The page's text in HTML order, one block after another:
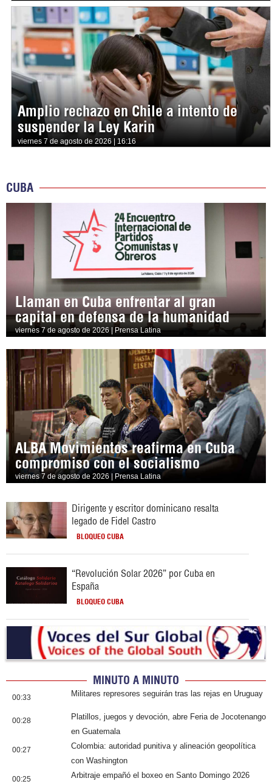
Amplio rechazo en Chile a intento de
suspender la Ley Karin
viernes 7 de agosto de 2026 | 16:16
CUBA
Llaman en Cuba enfrentar al gran
capital en defensa de la humanidad
viernes 7 de agosto de 2026 | Prensa Latina
ALBA Movimientos reafirma en Cuba
compromiso con el socialismo
viernes 7 de agosto de 2026 | Prensa Latina
Dirigente y escritor dominicano resalta
legado de Fidel Castro
BLOQUEO CUBA
“Revolución Solar 2026” por Cuba en
España
BLOQUEO CUBA
MINUTO A MINUTO
00:33 Militares represores seguirán tras las rejas en Uruguay
00:28
Platillos, juegos y devoción, abre Feria de Jocotenango
en Guatemala
00:27
Colombia: autoridad punitiva y alineación geopolítica
con Washington
00:25 Arbitraje empañó el boxeo en Santo Domingo 2026